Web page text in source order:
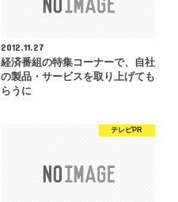
2012.11.27
経済番組の特集コーナーで、自社
の製品・サービスを取り上げても
らうに
テレビPR